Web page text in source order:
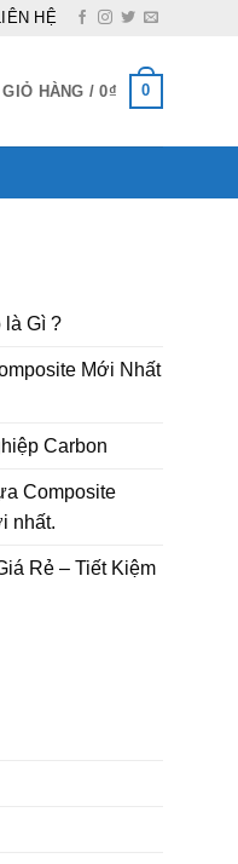
HỆ
GIỎ HÀNG /0₫ 0
là Gì ?
Mới Nhất
Carbon
Composite
nhất.
Rẻ – Tiết Kiệm